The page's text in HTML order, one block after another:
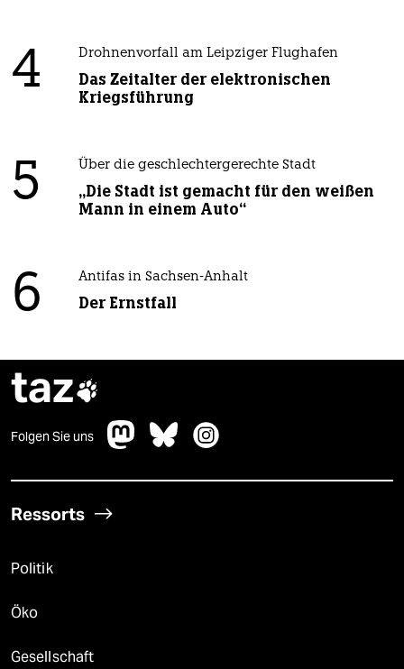
4 Drohnenvorfall am Leipziger Flughafen
Das Zeitalter der elektronischen
Kriegsführung
5 Über die geschlechtergerechte Stadt
„Die Stadt ist gemacht für den weißen
Mann in einem Auto“
6 Antifas in Sachsen-Anhalt
Der Ernstfall
taz
Folgen Sie uns
Ressorts
Politik
Öko
Gesellschaft